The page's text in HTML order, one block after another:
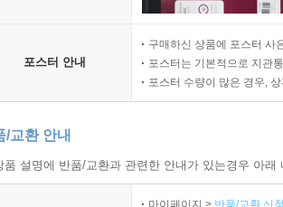
포스터 안내
구매하신 상품에 포스터 사
포스터는 기본적으로 지관
포스터 수량이 많은 경우,
/교환 안내
설명에 반품/교환과 관련한 안내가 있는경우 아
마이페이지 > 반품/교환 신